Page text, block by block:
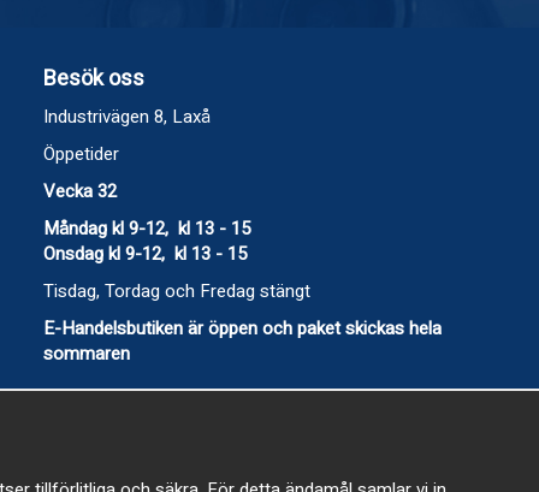
Besök oss
Industrivägen 8, Laxå
Öppetider
Vecka 32
Måndag kl 9-12, kl 13 - 15
Onsdag kl 9-12, kl 13 - 15
Tisdag, Tordag och Fredag stängt
E-Handelsbutiken är öppen och paket skickas hela
sommaren